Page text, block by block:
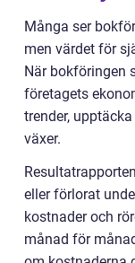
Många ser
men värdet för
När bokföringen
företagets
trender,
växer.
eller förlorat
kostnader och
månad för